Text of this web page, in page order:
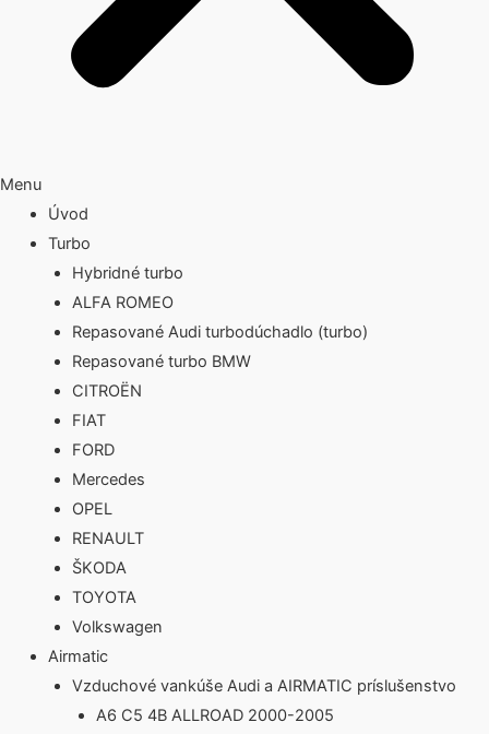
Menu
Úvod
Turbo
Hybridné turbo
ALFA ROMEO
Repasované Audi turbodúchadlo (turbo)
Repasované turbo BMW
CITROËN
FIAT
FORD
Mercedes
OPEL
RENAULT
ŠKODA
TOYOTA
Volkswagen
Airmatic
Vzduchové vankúše Audi a AIRMATIC príslušenstvo
A6 C5 4B ALLROAD 2000-2005